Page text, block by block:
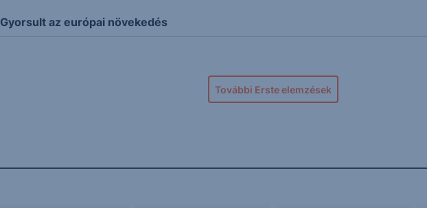
Gyorsult az európai növekedés
További Erste elemzések